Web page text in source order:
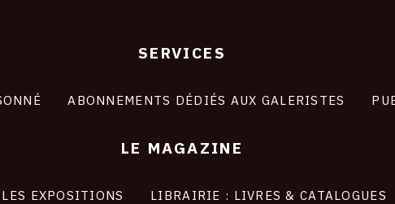
SERVICES
ABONNEMENTS DÉDIÉS AUX GALERISTES
LE MAGAZINE
LES EXPOSITIONS LIBRAIRIE : LIVRES & CATALOGUES